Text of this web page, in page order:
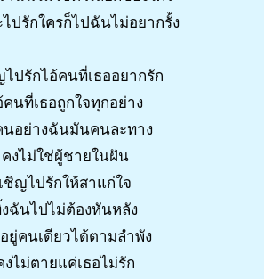
ไปรักใครก็ไปฉันไม่อยากรั้ง
ปรักไอ้คนที่เธออยากรัก
คนที่เธอถูกใจทุกอย่าง
นอย่างฉันมันคนละทาง
คงไม่ใช่ผู้ชายในฝัน
เชิญไปรักให้สาแก่ใจ
ฉันไปไม่ต้องหันหลัง
ยู่คนเดียวได้ตามลำพัง
งไม่ตายแค่เธอไม่รัก